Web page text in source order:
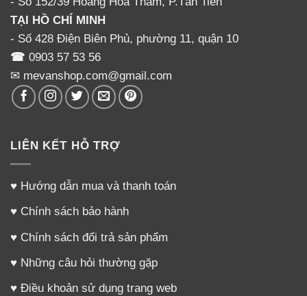
TẠI HỒ CHÍ MINH
- Số 428 Điện Biên Phủ, phường 11, quận 10
☎ 0903 57 53 56
✉ mevanshop.com@gmail.com
LIÊN KẾT HỖ TRỢ
♥ Hướng dẫn mua và thanh toán
♥ Chính sách bảo hành
♥ Chính sách đổi trả sản phẩm
♥ Những câu hỏi thường gặp
♥ Điều khoản sử dụng trang web